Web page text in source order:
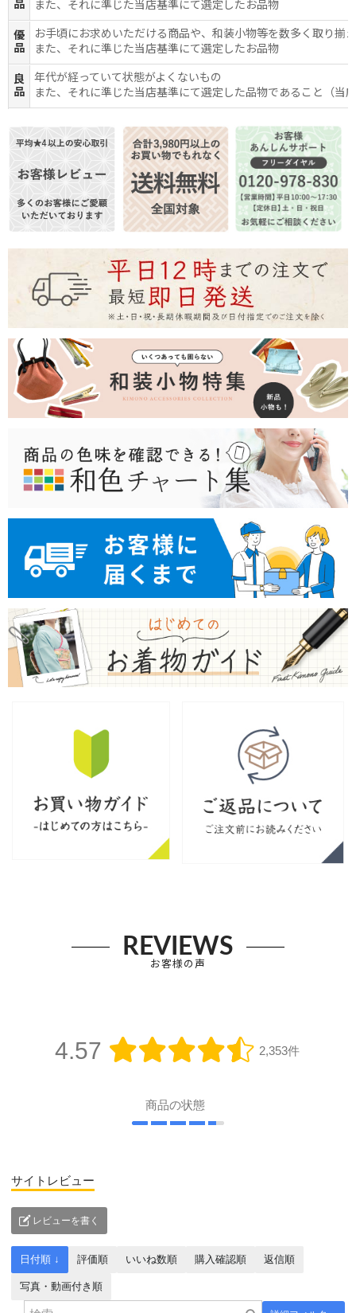
品
また、それに準じた当店基準にて選定したお品物
優
品
お手頃にお求めいただける商品や、和装小物等を数多く取り揃
また、それに準じた当店基準にて選定したお品物
良
品
年代が経っていて状態がよくないもの
また、それに準じた当店基準にて選定した品物であること（当
REVIEWS
お客様の声
4.57 2,353件
商品の状態
サイトレビュー
レビューを書く
日付順 ↓ 評価順 いいね数順 購入確認順 返信順
写真・動画付き順